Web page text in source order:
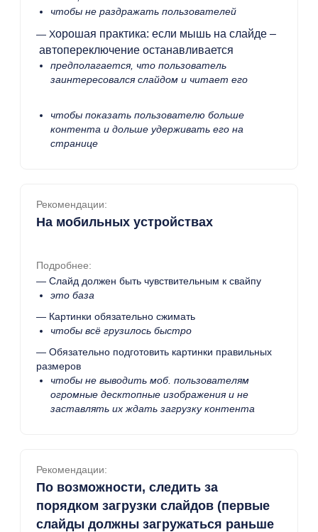
чтобы не раздражать пользователей
— Хорошая практика: если мышь на слайде –
автопереключение останавливается
предполагается, что пользователь
заинтересовался слайдом и читает его
чтобы показать пользователю больше
контента и дольше удерживать его на
странице
Рекомендации:
На мобильных устройствах
Подробнее:
— Слайд должен быть чувствительным к свайпу
это база
— Картинки обязательно сжимать
чтобы всё грузилось быстро
— Обязательно подготовить картинки правильных
размеров
чтобы не выводить моб. пользователям
огромные десктопные изображения и не
заставлять их ждать загрузку контента
Рекомендации:
По возможности, следить за
порядком загрузки слайдов (первые
слайды должны загружаться раньше